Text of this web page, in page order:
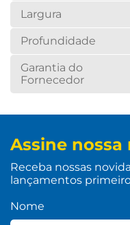
Largura
Profundidade
Garantia do
Fornecedor
Assine
Receba nossas
lançamentos
Nome